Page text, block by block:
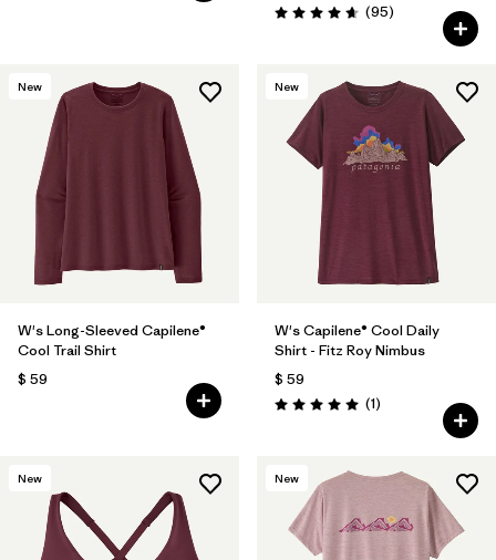
Valoración: 4.7 / 5
(95Comentarios
)
New
W's Long-Sleeved Capilene®
Cool Trail Shirt
$ 59
New
W's Capilene® Cool Daily
Shirt - Fitz Roy Nimbus
$ 59
Valoración: 5.0 / 5
(1Comentarios
)
New New